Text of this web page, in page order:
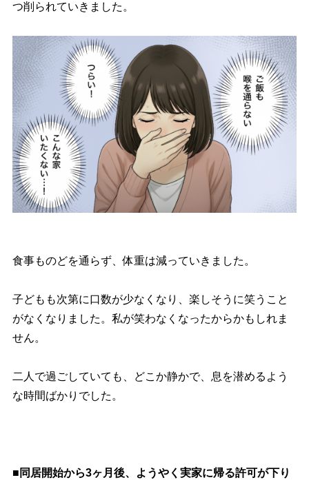
つ削られていきました。
食事ものどを通らず、体重は減っていきました。
子どもも次第に口数が少なくなり、楽しそうに笑うこと
がなくなりました。私が笑わなくなったからかもしれま
せん。
二人で過ごしていても、どこか静かで、息を潜めるよう
な時間ばかりでした。
■同居開始から3ヶ月後、ようやく実家に帰る許可が下り